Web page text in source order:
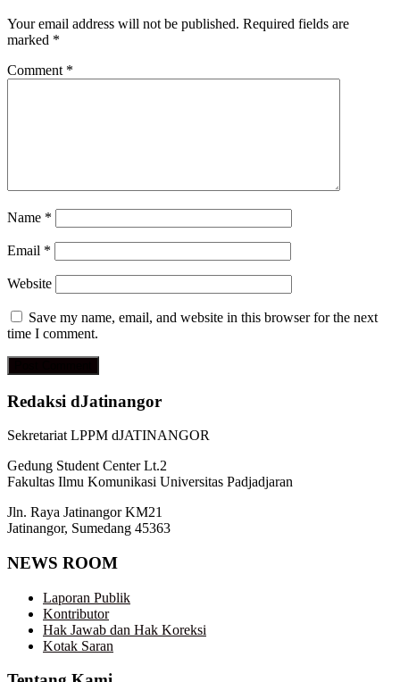
Your email address will not be published. Required fields are
marked *
Comment *
Name *
Email *
Website
Save my name, email, and website in this browser for the next
time I comment.
Redaksi dJatinangor
Sekretariat LPPM dJATINANGOR
Gedung Student Center Lt.2
Fakultas Ilmu Komunikasi Universitas Padjadjaran
Jln. Raya Jatinangor KM21
Jatinangor, Sumedang 45363
NEWS ROOM
Laporan Publik
Kontributor
Hak Jawab dan Hak Koreksi
Kotak Saran